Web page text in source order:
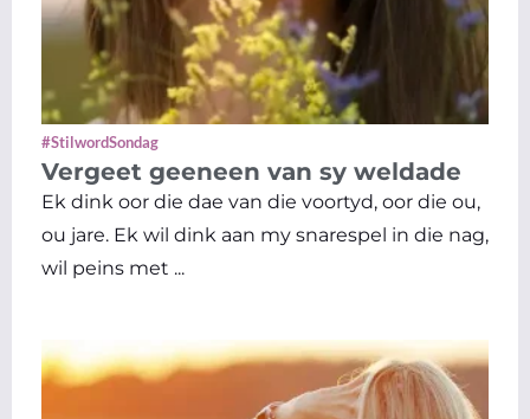
#StilwordSondag
Vergeet geeneen van sy weldade
Ek dink oor die dae van die voortyd, oor die ou,
ou jare. Ek wil dink aan my snarespel in die nag,
wil peins met ...